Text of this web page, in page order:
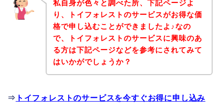
私自身が色々と調べた所、下記ページよ
り、トイフォレストのサービスがお得な価
格で申し込むことができましたよ♪なの
で、トイフォレストのサービスに興味のあ
る方は下記ページなどを参考にされてみて
はいかがでしょうか？
⇒ トイフォレストのサービスを今すぐお得に申し込み